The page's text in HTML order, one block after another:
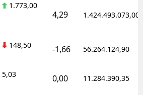
1.773,00
4,29 1.424.493.073,00
148,50 -1,66 56.264.124,90
5,03 0,00 11.284.390,35